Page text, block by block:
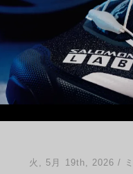
火, 5月 19th, 2026 /